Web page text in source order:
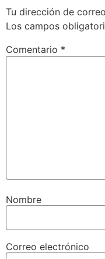
Tu dirección de
Los campos
Comentario *
Nombre
Correo electrónico